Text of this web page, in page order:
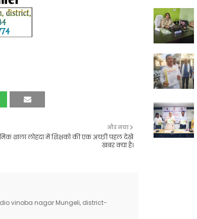
और नया
शाला लोहदा में शिक्षको की एक अच्छी पहल देखें
खबर क्या है।
vinoba nagar Mungeli, district-